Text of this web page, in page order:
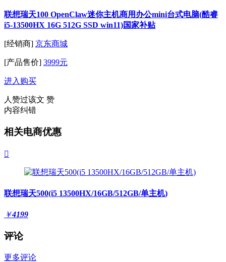
联想瑞天100 OpenClaw迷你主机商用办公mini台式电脑(酷睿
i5-13500HX 16G 512G SSD win11)国家补贴
[经销商] 京东商城
[产品售价] 3999元
进入购买
人赞过该文 赞
内容纠错
相关电商优惠

联想瑞天500(i5 13500HX/16GB/512GB/单主机)
￥4199
评论
更多评论